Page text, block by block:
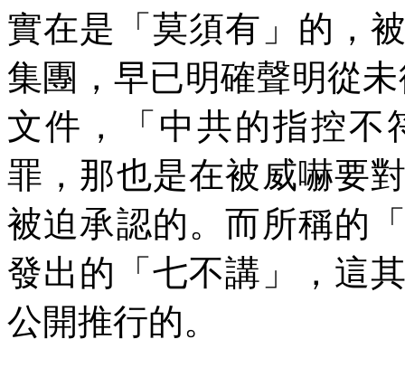
實在是「莫須有」的，
集團，早已明確聲明從
文件，「中共的指控不
罪，那也是在被威嚇要
被迫承認的。而所稱的
發出的「七不講」，這
公開推行的。